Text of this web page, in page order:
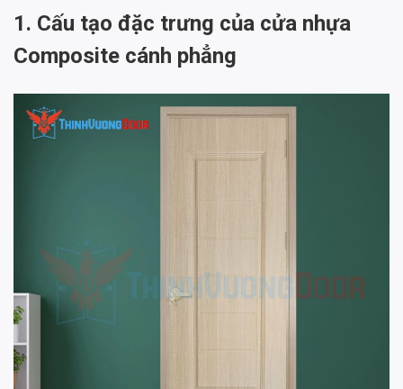
1. Cấu tạo đặc trưng của cửa nhựa
Composite cánh phẳng